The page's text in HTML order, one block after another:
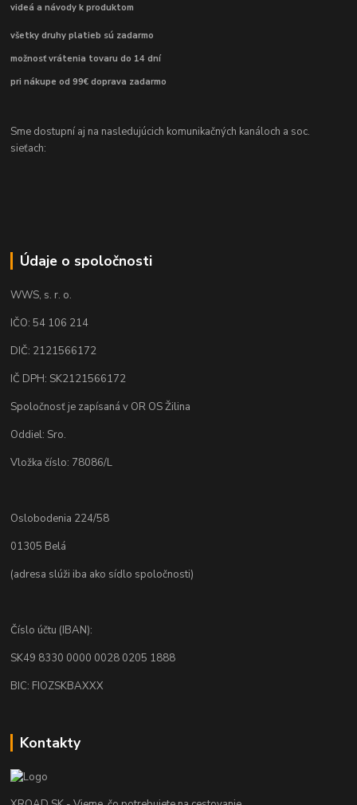
videá a návody k produktom
všetky druhy platieb sú zadarmo
možnosť vrátenia tovaru do 14 dní
pri nákupe od 99€ doprava zadarmo
Sme dostupní aj na nasledujúcich komunikačných kanáloch a soc.
sieťach:
Údaje o spoločnosti
WWS, s. r. o.
IČO: 54 106 214
DIČ: 2121566172
IČ DPH: SK2121566172
Spoločnosť je zapísaná v OR OS Žilina
Oddiel: Sro.
Vložka číslo: 78086/L
Oslobodenia 224/58
01305 Belá
(adresa slúži iba ako sídlo spoločnosti)
Číslo účtu (IBAN):
SK49 8330 0000 0028 0205 1888
BIC: FIOZSKBAXXX
Kontakty